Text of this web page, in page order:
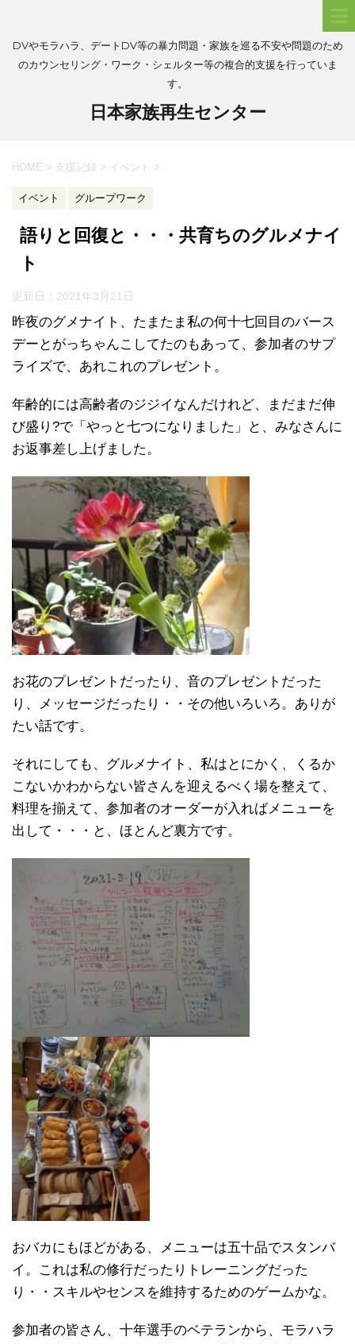
DVやモラハラ、デートDV等の暴力問題・家族を巡る不安や問題のため
のカウンセリング・ワーク・シェルター等の複合的支援を行っていま
す。
日本家族再生センター
HOME > 支援記録 > イベント >
イベント グループワーク
語りと回復と・・・共育ちのグルメナイ
ト
更新日： 2021年3月21日
昨夜のグメナイト、たまたま私の何十七回目のバース
デーとがっちゃんこしてたのもあって、参加者のサプ
ライズで、あれこれのプレゼント。
年齢的には高齢者のジジイなんだけれど、まだまだ伸
び盛り?で「やっと七つになりました」と、みなさんに
お返事差し上げました。
お花のプレゼントだったり、音のプレゼントだった
り、メッセージだったり・・その他いろいろ。ありが
たい話です。
それにしても、グルメナイト、私はとにかく、くるか
こないかわからない皆さんを迎えるべく場を整えて、
料理を揃えて、参加者のオーダーが入ればメニューを
出して・・・と、ほとんど裏方です。
おバカにもほどがある、メニューは五十品でスタンバ
イ。これは私の修行だったりトレーニングだった
り・・スキルやセンスを維持するためのゲームかな。
参加者の皆さん、十年選手のベテランから、モラハラ